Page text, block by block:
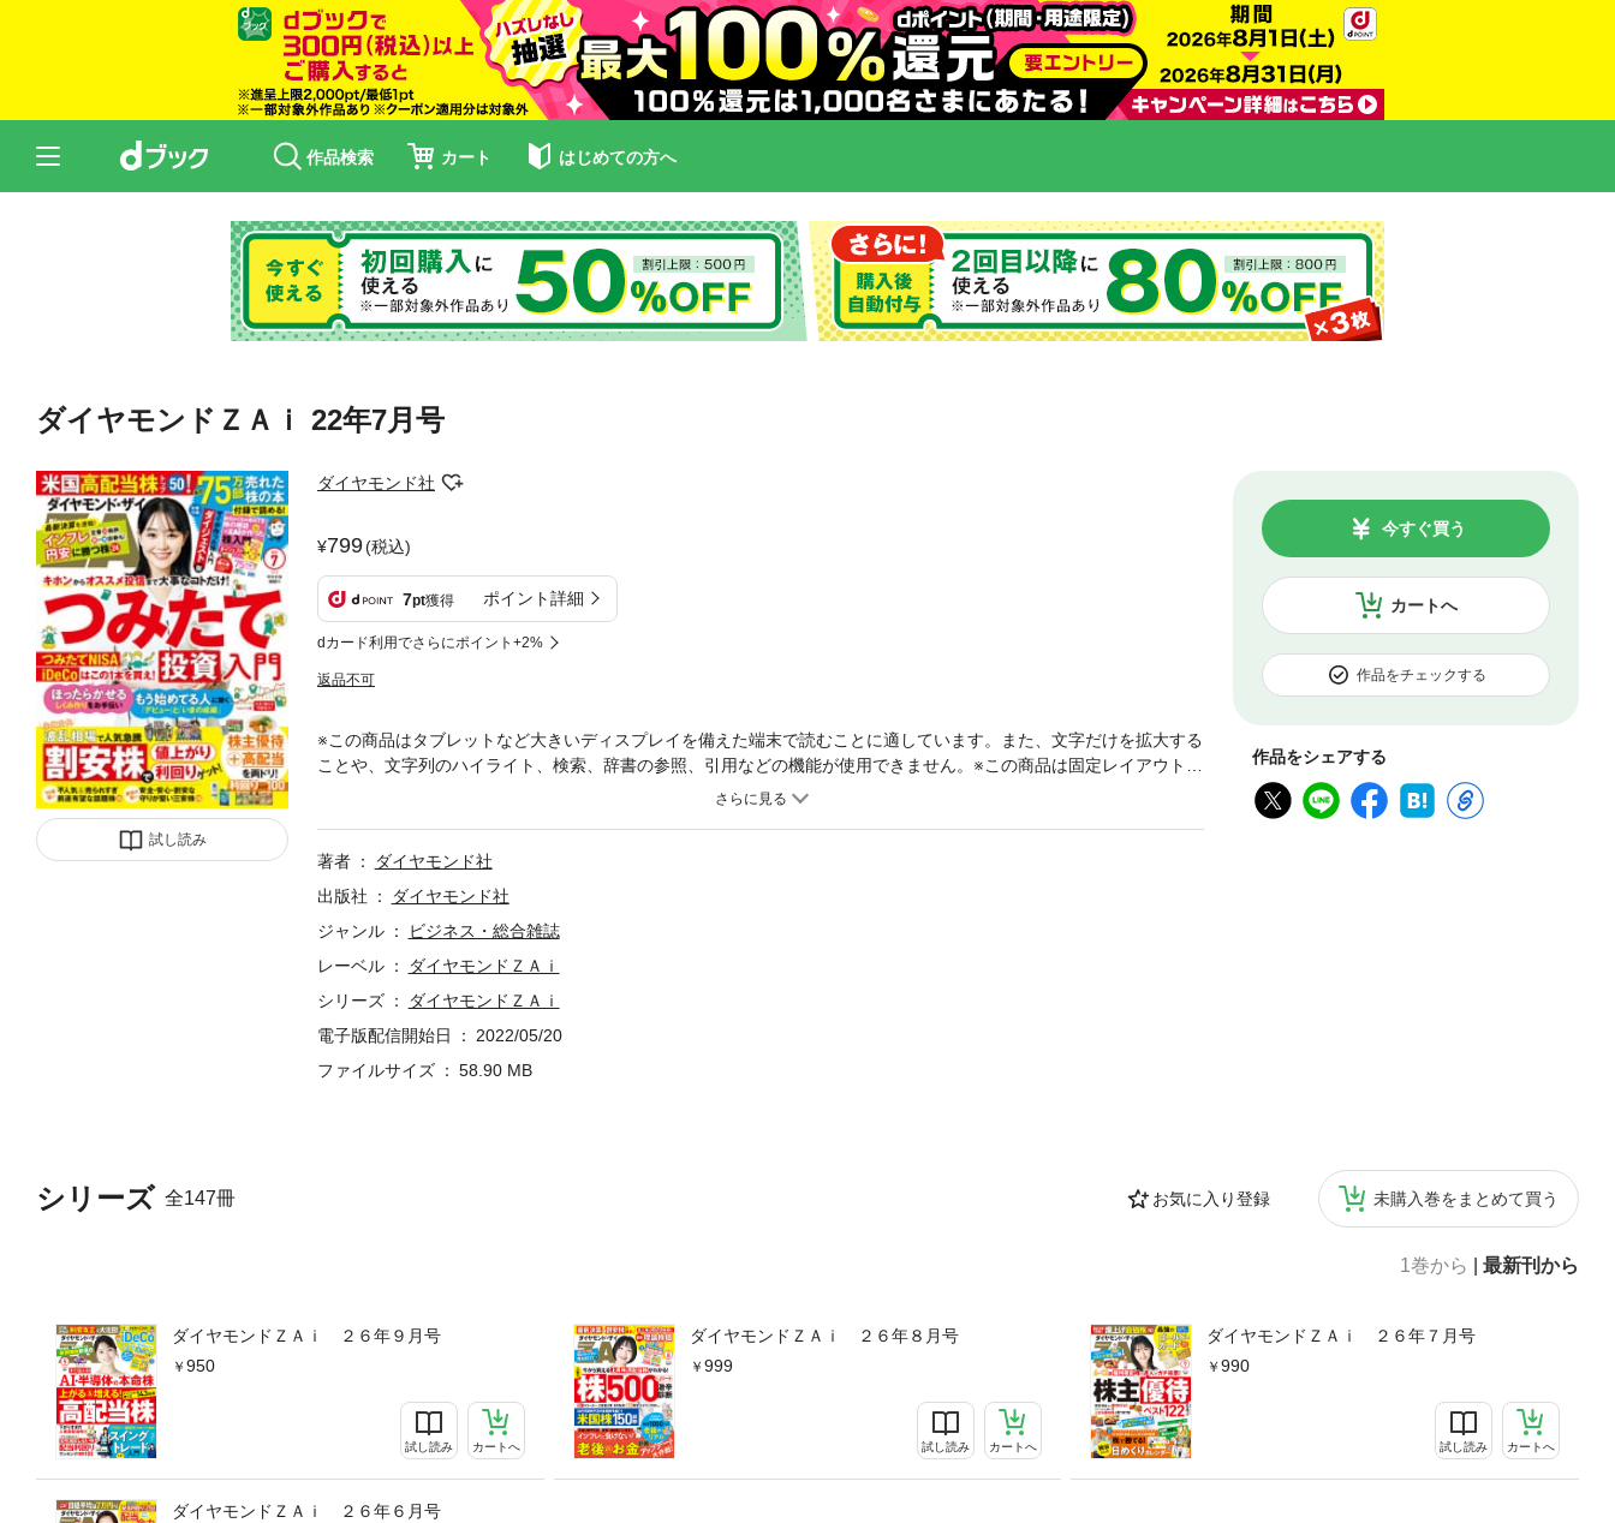
作品検索 カート はじめての方へ
ダイヤモンドＺＡｉ 22年7月号
試し読み
ダイヤモンド社
799(税込)
7pt獲得 ポイント詳細
dカード利用でさらにポイント+2%
返品不可
カートへ
今すぐ買う
作品をチェックする
作品をシェアする
シリーズ 全147冊 お気に入り登録 未購入巻をまとめて買う
1巻から 最新刊から
ダイヤモンドＺＡｉ ２６年９月号
950
試し読み カートへ
ダイヤモンドＺＡｉ ２６年８月号
999
試し読み カートへ
ダイヤモンドＺＡｉ ２６年７月号
990
試し読み カートへ
ダイヤモンドＺＡｉ ２６年６月号
※この商品はタブレットなど大きいディスプレイを備えた端末で読むことに適しています。また、文字だけを拡大する
ことや、文字列のハイライト、検索、辞書の参照、引用などの機能が使用できません。※この商品は固定レイアウトで
作成されており、タブレットなど大きいディスプレイを備えた端末で読むことに適しています。また、文字列のハイ
れないコンテンツがございます。あらかじめご了承ください。◎別冊付録75万部売れた株の本が付録で読める！ZAiが
作った株入門ダイジェスト版！◎ニュースチャンネル●TOPIC1「生活必需品を賢くゲット！ふるさと納税が物価高で
った2022年の強い株－日本電産、アドバンテストが買いに！人気のド定番20銘柄の売買診断もCHECK①会社予想が
保守的で中期で株価が回復する株8CHECK②市場予想を上回る高い成長力が魅力の株8CHECK③脱コロナの生活が浸
透し復活する内需株8◎第1特集キホンからオススメ投信まで大事なコトだけ！つみたて投資入門●キホン編つみたてNI
つみたてるの?Q5－オトクな制度って？●実践編投信を買うならこの1本！を紹介急落や損した時対処法を伝授！Q6－
どの投信を買えばいい?Q7－口座はどこで開けばいい? Q8－いま始めても大丈夫なの!?Q9－損が出てる！ やめるべ
株で値上がりと利回りゲット！●PART1：高利回り－高配当で株主優待も充実！利回りランキング●PART2：10倍狙い
株入門マンガ恋する 株式相場！VOL.68｢IPOも恋模様も急転回」●マンガどこから来てどこへ行くのか日本国「名前
以外に何が変わった？東証再編はピンチかチャンスか」●人気毎月分配型100本の｢分配金｣速報データ！「先月の回復
傾向から一転、4月は利回りが全体的にダウン傾向」
著者
ダイヤモンド社
出版社
ダイヤモンド社
ジャンル
ビジネス・総合雑誌
レーベル
ダイヤモンドＺＡｉ
シリーズ
ダイヤモンドＺＡｉ
電子版配信開始日
2022/05/20
ファイルサイズ
58.90 MB